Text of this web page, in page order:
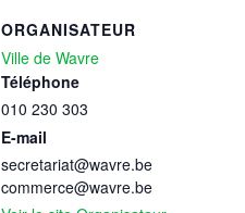
ORGANISATEUR
Ville de Wavre
Téléphone
010 230 303
E-mail
secretariat@wavre.be
commerce@wavre.be